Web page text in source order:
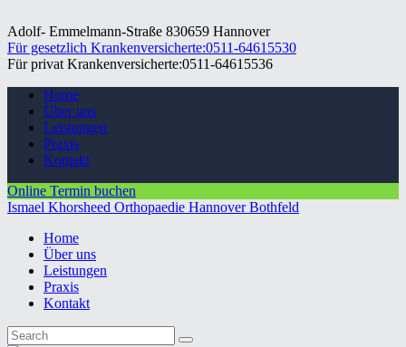
Adolf- Emmelmann-Straße 830659 Hannover
Für gesetzlich Krankenversicherte:0511-64615530
Für privat Krankenversicherte:0511-64615536
Home
Über uns
Leistungen
Praxis
Kontakt
Online Termin buchen
Ismael Khorsheed Orthopaedie Hannover Bothfeld
Home
Über uns
Leistungen
Praxis
Kontakt